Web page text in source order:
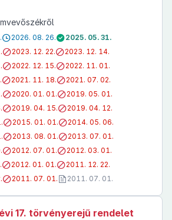
2026. 08. 26.
2025. 05. 31.
2023. 12. 22.
2023. 12. 14.
2022. 12. 15.
2022. 11. 01.
2021. 11. 18.
2021. 07. 02.
2020. 01. 01.
2019. 05. 01.
2019. 04. 15.
2019. 04. 12.
2015. 01. 01.
2014. 05. 06.
2013. 08. 01.
2013. 07. 01.
2012. 07. 01.
2012. 03. 01.
2012. 01. 01.
2011. 12. 22.
2011. 07. 01. 2011. 07. 01.
17. törvényerejű rendelet